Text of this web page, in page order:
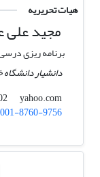
هیات تحریریه
مجید
برنامه ریزی
دانشیار
aliasgari2002
yahoo.com
8760-9756